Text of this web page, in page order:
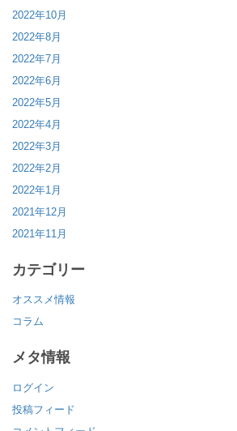
2022年10月
2022年8月
2022年7月
2022年6月
2022年5月
2022年4月
2022年3月
2022年2月
2022年1月
2021年12月
2021年11月
カテゴリー
オススメ情報
コラム
メタ情報
ログイン
投稿フィード